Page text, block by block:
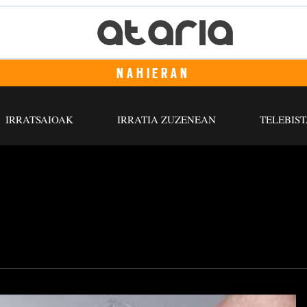
NAHIERAN
IRRATSAIOAK IRRATIA ZUZENEAN